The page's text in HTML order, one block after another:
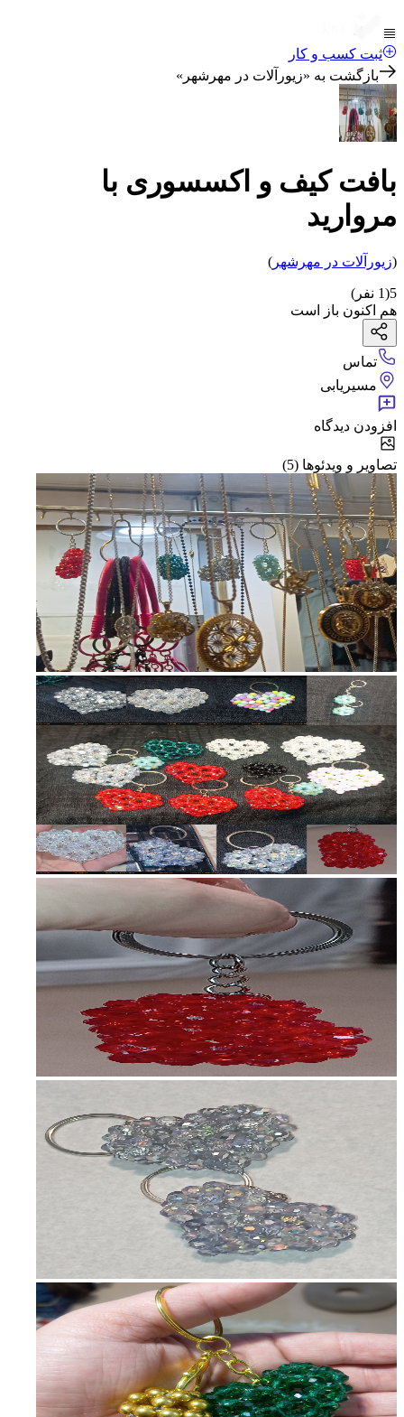
ثبت کسب و کار
بازگشت به «زیورآلات در مهرشهر »
بافت کیف و اکسسوری با
مروارید
(زیورآلات در مهرشهر )
5
(
1 نفر)
هم اکنون باز است
تماس
مسیریابی
افزودن دیدگاه
تصاویر و ویدئوها (5)